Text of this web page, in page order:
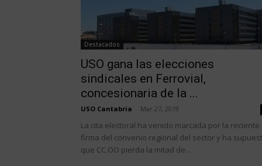
Destacados
USO gana las elecciones
sindicales en Ferrovial,
concesionaria de la ...
USO Cantabria Mar 27, 2019
La cita electoral ha venido marcada por la reciente
firma del convenio regional del sector y ha
que CC.OO pierda la mitad de...